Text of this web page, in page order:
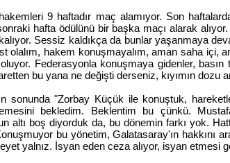
9 haftadır maç alamıyor. Son
hafta ödülünü bir başka maçı alarak
Sessiz kaldıkça da bunlar yaşanmaya
olalım, hakem konuşmayalım, aman saha içi,
Federasyonla konuşmaya gidenler, basın
bu yana ne değişti derseniz, kıyımın dozu
sonunda "Zorbay Küçük ile konuştuk,
bekledim. Beklentim bu çünkü.
altı boş diyorduk da, bu dönemin farkı yok.
bu yönetim, Galatasaray'ın hakkını
yalnız. İsyan eden ceza alıyor, isyan etmesi